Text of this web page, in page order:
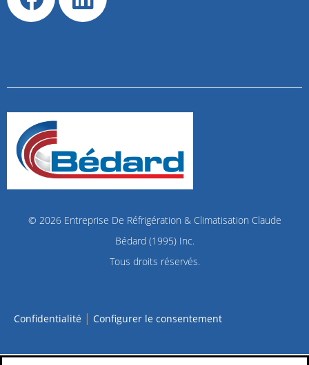
© 2026 Entreprise De Réfrigération & Climatisation Claude
Bédard (1995) Inc.
Tous droits réservés.
Confidentialité | Configurer le consentement